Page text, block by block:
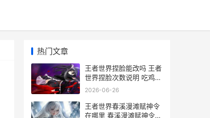
热门文章
王者世界捏脸能改吗 王者
世界捏脸次数说明 吃鸡捏
脸王者
2026-06-26
王者世界春溪漫滩赋神令
在哪里 春溪漫滩赋神令位